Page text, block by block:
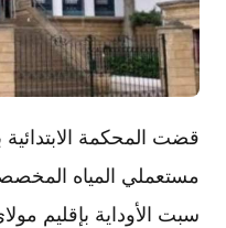
قضت المحكمة
مستعملي المياه
سبت الأوداية بإقليم